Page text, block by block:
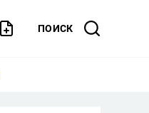
ПОИСК